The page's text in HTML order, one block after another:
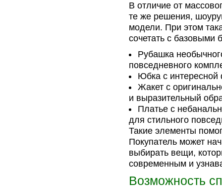
В отличие от
те же решения,
модели. При этом
сочетать с
Рубашка
повседневного
Юбка с интересной
Жакет с
и выразительный
Платье с
для стильного
Такие элементы
Покупатель может
выбирать вещи,
современным и
Возможность